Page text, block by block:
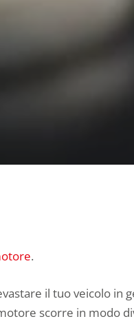
.
il tuo veicolo in
scorre in modo